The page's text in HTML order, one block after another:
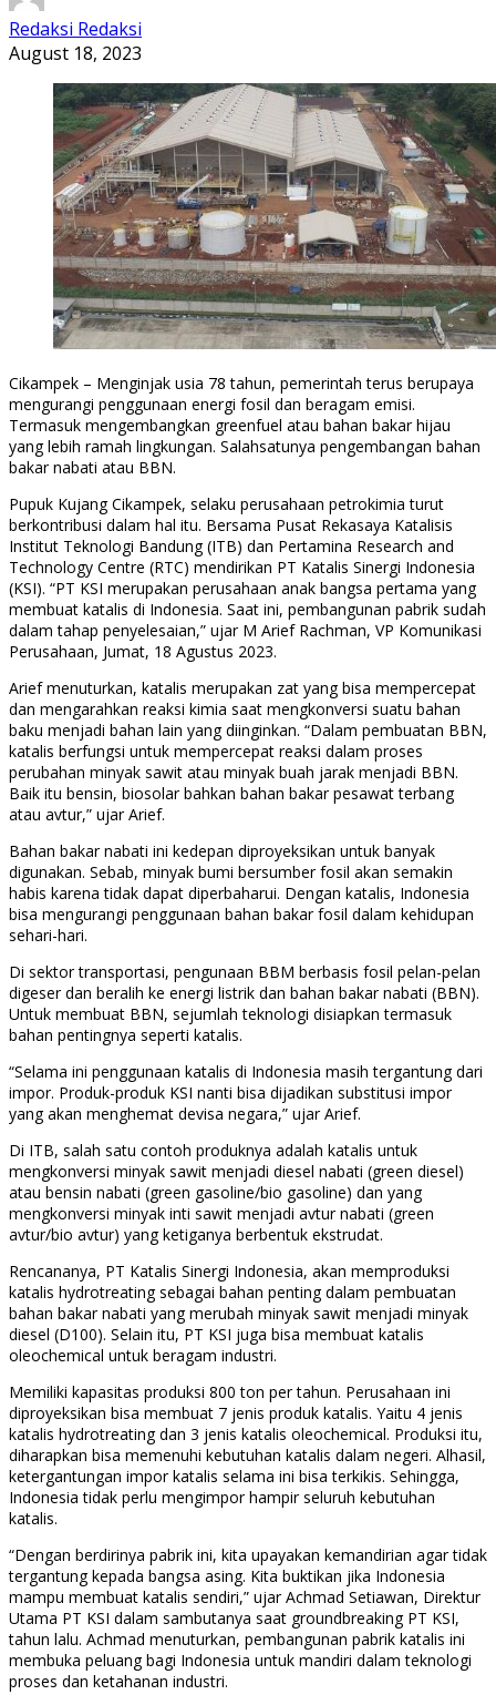
Redaksi Redaksi
August 18, 2023
Cikampek – Menginjak usia 78 tahun, pemerintah terus berupaya
mengurangi penggunaan energi fosil dan beragam emisi.
Termasuk mengembangkan greenfuel atau bahan bakar hijau
yang lebih ramah lingkungan. Salahsatunya pengembangan bahan
bakar nabati atau BBN.
Pupuk Kujang Cikampek, selaku perusahaan petrokimia turut
berkontribusi dalam hal itu. Bersama Pusat Rekasaya Katalisis
Institut Teknologi Bandung (ITB) dan Pertamina Research and
Technology Centre (RTC) mendirikan PT Katalis Sinergi Indonesia
(KSI). “PT KSI merupakan perusahaan anak bangsa pertama yang
membuat katalis di Indonesia. Saat ini, pembangunan pabrik sudah
dalam tahap penyelesaian,” ujar M Arief Rachman, VP Komunikasi
Perusahaan, Jumat, 18 Agustus 2023.
Arief menuturkan, katalis merupakan zat yang bisa mempercepat
dan mengarahkan reaksi kimia saat mengkonversi suatu bahan
baku menjadi bahan lain yang diinginkan. “Dalam pembuatan BBN,
katalis berfungsi untuk mempercepat reaksi dalam proses
perubahan minyak sawit atau minyak buah jarak menjadi BBN.
Baik itu bensin, biosolar bahkan bahan bakar pesawat terbang
atau avtur,” ujar Arief.
Bahan bakar nabati ini kedepan diproyeksikan untuk banyak
digunakan. Sebab, minyak bumi bersumber fosil akan semakin
habis karena tidak dapat diperbaharui. Dengan katalis, Indonesia
bisa mengurangi penggunaan bahan bakar fosil dalam kehidupan
sehari-hari.
Di sektor transportasi, pengunaan BBM berbasis fosil pelan-pelan
digeser dan beralih ke energi listrik dan bahan bakar nabati (BBN).
Untuk membuat BBN, sejumlah teknologi disiapkan termasuk
bahan pentingnya seperti katalis.
“Selama ini penggunaan katalis di Indonesia masih tergantung dari
impor. Produk-produk KSI nanti bisa dijadikan substitusi impor
yang akan menghemat devisa negara,” ujar Arief.
Di ITB, salah satu contoh produknya adalah katalis untuk
mengkonversi minyak sawit menjadi diesel nabati (green diesel)
atau bensin nabati (green gasoline/bio gasoline) dan yang
mengkonversi minyak inti sawit menjadi avtur nabati (green
avtur/bio avtur) yang ketiganya berbentuk ekstrudat.
Rencananya, PT Katalis Sinergi Indonesia, akan memproduksi
katalis hydrotreating sebagai bahan penting dalam pembuatan
bahan bakar nabati yang merubah minyak sawit menjadi minyak
diesel (D100). Selain itu, PT KSI juga bisa membuat katalis
oleochemical untuk beragam industri.
Memiliki kapasitas produksi 800 ton per tahun. Perusahaan ini
diproyeksikan bisa membuat 7 jenis produk katalis. Yaitu 4 jenis
katalis hydrotreating dan 3 jenis katalis oleochemical. Produksi itu,
diharapkan bisa memenuhi kebutuhan katalis dalam negeri. Alhasil,
ketergantungan impor katalis selama ini bisa terkikis. Sehingga,
Indonesia tidak perlu mengimpor hampir seluruh kebutuhan
katalis.
“Dengan berdirinya pabrik ini, kita upayakan kemandirian agar tidak
tergantung kepada bangsa asing. Kita buktikan jika Indonesia
mampu membuat katalis sendiri,” ujar Achmad Setiawan, Direktur
Utama PT KSI dalam sambutanya saat groundbreaking PT KSI,
tahun lalu. Achmad menuturkan, pembangunan pabrik katalis ini
membuka peluang bagi Indonesia untuk mandiri dalam teknologi
proses dan ketahanan industri.